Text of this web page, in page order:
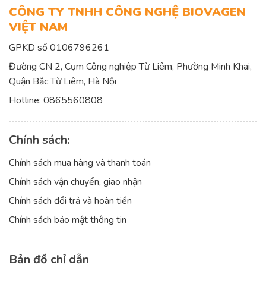
CÔNG TY TNHH CÔNG NGHỆ BIOVAGEN
VIỆT NAM
GPKD số 0106796261
Đường CN 2, Cụm Công nghiệp Từ Liêm, Phường Minh Khai,
Quận Bắc Từ Liêm, Hà Nội
Hotline: 0865560808
Chính sách:
Chính sách mua hàng và thanh toán
Chính sách vận chuyển, giao nhận
Chính sách đổi trả và hoàn tiền
Chính sách bảo mật thông tin
Bản đồ chỉ dẫn